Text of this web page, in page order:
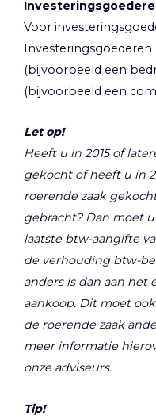
Voor
(bijvoorbeeld een
(bijvoorbeeld een
Let op!
Heeft u in 2015 of
gekocht of heeft u in
roerende zaak
gebracht? Dan moet
laatste btw-aangifte
de verhouding btw-
anders is dan aan het
aankoop. Dit moet
de roerende zaak
meer informatie
onze adviseurs.
Tip!